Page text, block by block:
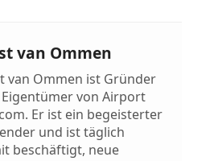
van Ommen
van Ommen ist Gründer
von Airport
Er ist ein begeisterter
und ist täglich
beschäftigt, neue